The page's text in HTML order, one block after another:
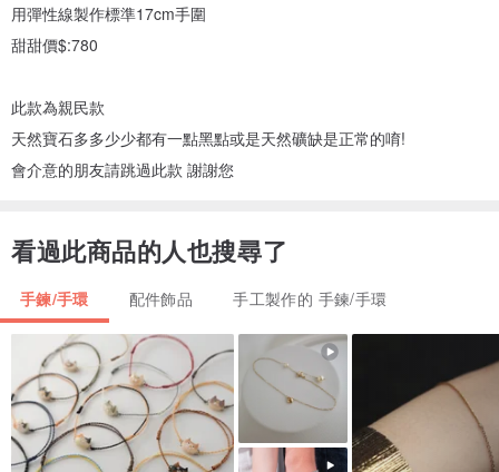
用彈性線製作標準17cm手圍
甜甜價$:780
此款為親民款
天然寶石多多少少都有一點黑點或是天然礦缺是正常的唷!
會介意的朋友請跳過此款 謝謝您
看過此商品的人也搜尋了
手鍊/手環 配件飾品 手工製作的 手鍊/手環